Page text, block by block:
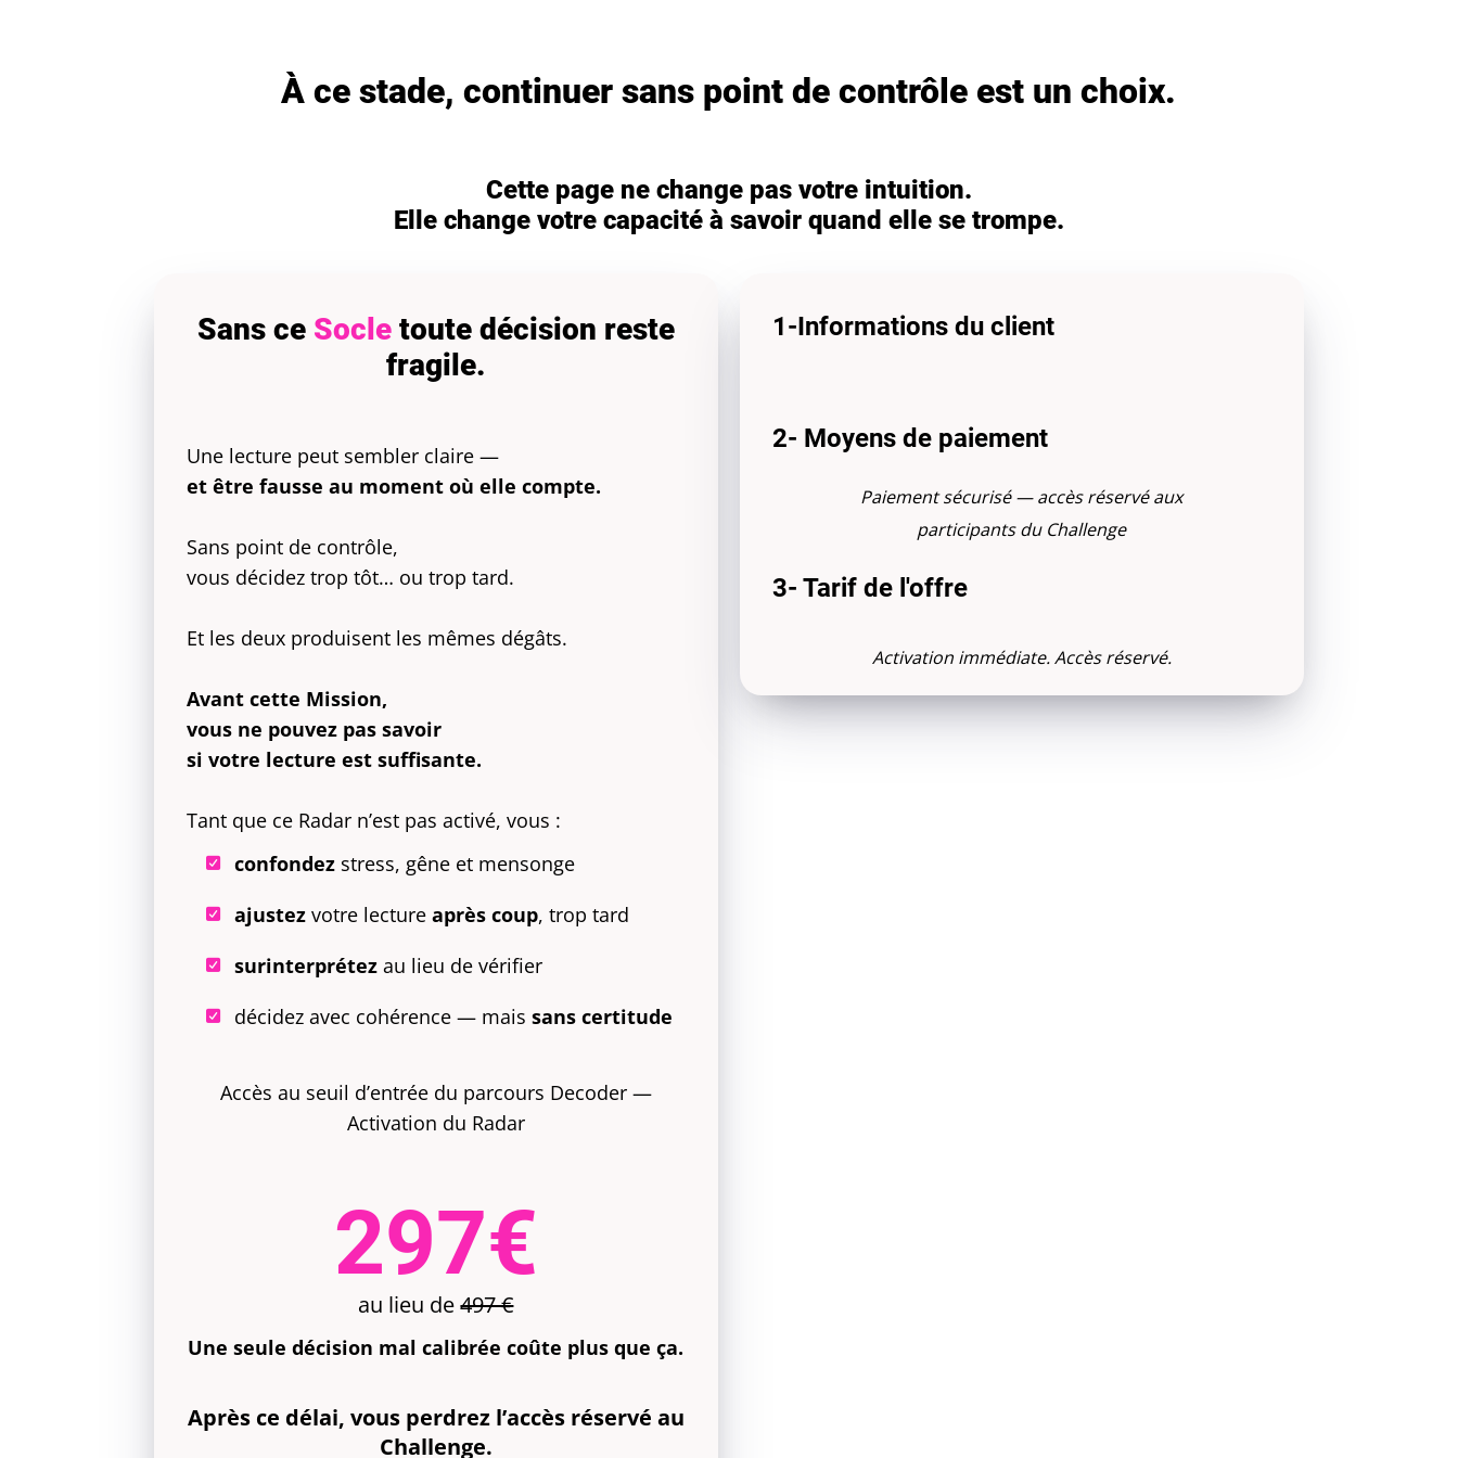
À ce stade, continuer sans point de contrôle est un choix.
Cette page ne change pas votre intuition.
Elle change votre capacité à savoir quand elle se trompe.
Sans ce Socletoute décision reste
fragile.
Une lecture peut sembler claire —
et être fausse au moment où elle compte.
Sans point de contrôle,
vous décidez trop tôt… ou trop tard.
Et les deux produisent les mêmes dégâts.
Avant cette Mission,
vous ne pouvez pas savoir
si votre lecture est suffisante.
Tant que ce Radar n’est pas activé, vous :
confondezstress, gêne et mensonge
ajustezvotre lecture après coup, trop tard
surinterprétezau lieu de vérifier
décidez avec cohérence — mais sans certitude
Accès au seuil d’entrée du parcours Decoder —
Activation du Radar
297€
au lieu de497 €
Une seule décision mal calibrée coûte plus que ça.
Après ce délai, vous perdrez l’accès réservé au
Challenge.
1-Informations du client
2- Moyens de paiement
Paiement sécurisé — accès réservé aux
participants du Challenge
3- Tarif de l'offre
Activation immédiate. Accès réservé.